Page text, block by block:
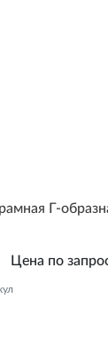
Г-
Цена по